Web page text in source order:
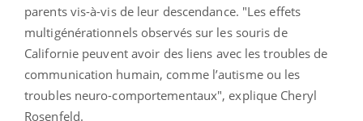
parents vis-à-vis de leur descendance. "Les effets
multigénérationnels observés sur les souris de
Californie peuvent avoir des liens avec les troubles de
communication humain, comme l’autisme ou les
troubles neuro-comportementaux", explique Cheryl
Rosenfeld.